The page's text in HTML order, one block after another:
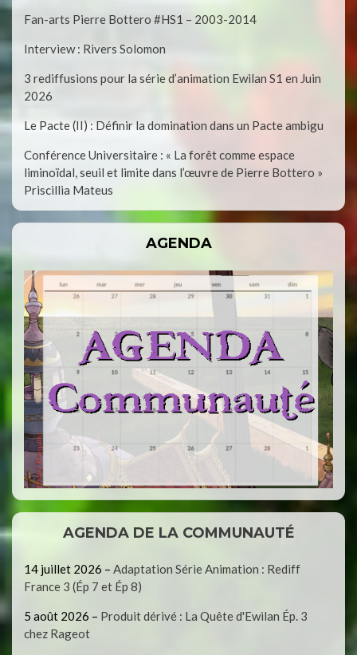
Fan-arts Pierre Bottero #HS1 – 2003-2014
Interview : Rivers Solomon
3 rediffusions pour la série d’animation Ewilan S1 en Juin
2026
Le Pacte (II) : Définir la domination dans un Pacte ambigu
Conférence Universitaire : « La forêt comme espace
liminoïdal, seuil et limite dans l’œuvre de Pierre Bottero »
Priscillia Mateus
AGENDA
AGENDA DE LA COMMUNAUTÉ
14 juillet 2026 – Adaptation Série Animation : Rediff
France 3 (Ép 7 et Ép 8)
5 août 2026 – Produit dérivé : La Quête d'Ewilan Ép. 3
chez Rageot